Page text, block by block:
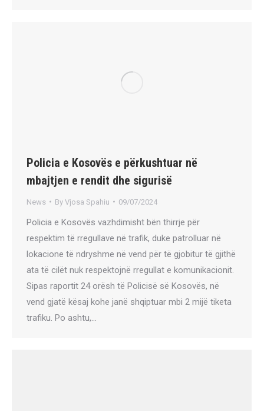
Policia e Kosovës e përkushtuar në
mbajtjen e rendit dhe sigurisë
News By Vjosa Spahiu 09/07/2024
Policia e Kosovës vazhdimisht bën thirrje për
respektim të rregullave në trafik, duke patrolluar në
lokacione të ndryshme në vend për të gjobitur të gjithë
ata të cilët nuk respektojnë rregullat e komunikacionit.
Sipas raportit 24 orësh të Policisë së Kosovës, në
vend gjatë kësaj kohe janë shqiptuar mbi 2 mijë tiketa
trafiku. Po ashtu,…